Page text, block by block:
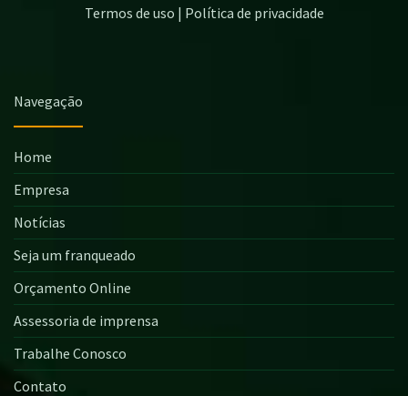
Termos de uso | Política de privacidade
Navegação
Home
Empresa
Notícias
Seja um franqueado
Orçamento Online
Assessoria de imprensa
Trabalhe Conosco
Contato